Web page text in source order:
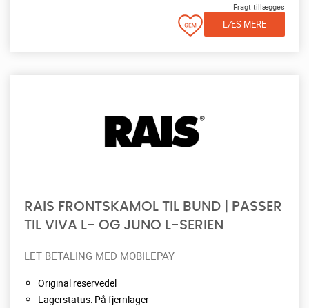
Fragt tillægges
LÆS MERE
RAIS FRONTSKAMOL TIL BUND | PASSER
TIL VIVA L- OG JUNO L-SERIEN
LET BETALING MED MOBILEPAY
Original reservedel
Lagerstatus: På fjernlager